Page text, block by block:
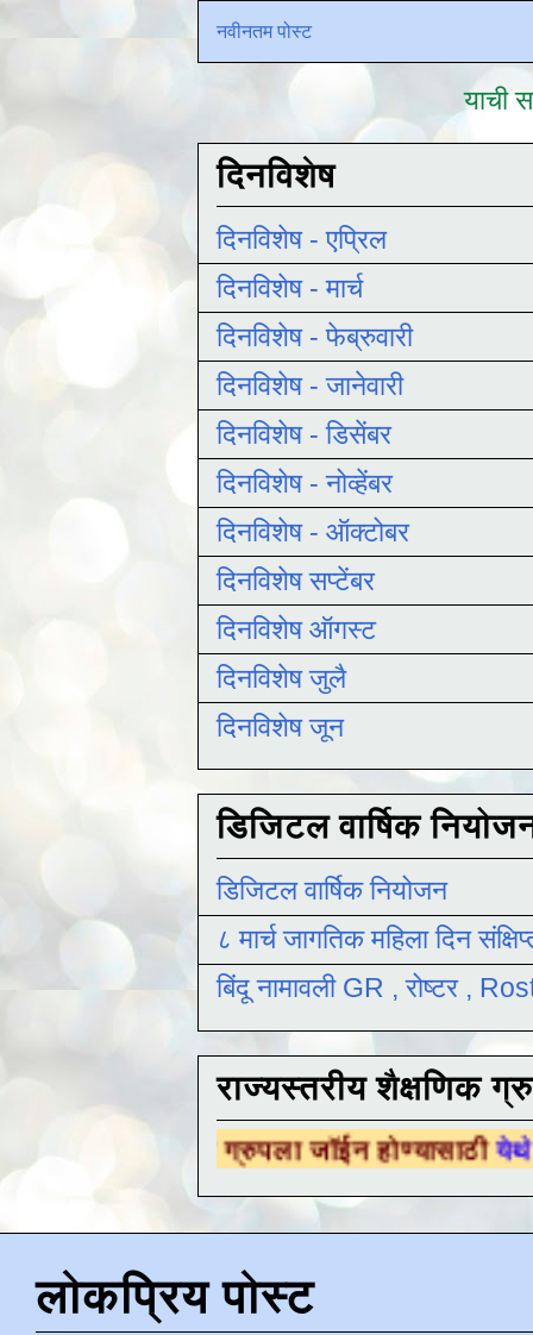
नवीनतम पोस्ट
याची
दिनविशेष
दिनविशेष - एप्रिल
दिनविशेष - मार्च
दिनविशेष - फेब्रुवारी
दिनविशेष - जानेवारी
दिनविशेष - डिसेंबर
दिनविशेष - नोव्हेंबर
दिनविशेष - ऑक्टोबर
दिनविशेष सप्टेंबर
दिनविशेष ऑगस्ट
दिनविशेष जुलै
दिनविशेष जून
डिजिटल वार्षिक
डिजिटल वार्षिक नियोजन
८ मार्च जागतिक महिला दिन
बिंदू नामावली GR , रोष्टर ,
राज्यस्तरीय शैक्षणिक
ग्रुपला जॉईन होण्यासाठीयेथे क्लिक करा .
लोकप्रिय पोस्ट